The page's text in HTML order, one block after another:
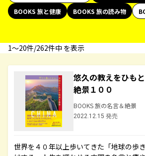
BOOKS 旅と健康
BOOKS 旅の読み物
1〜20件/262件中 を表示
悠久の教えをひも
絶景１００
BOOKS 旅の名言＆絶景
2022.12.15 発売
世界を４０年以上歩いてきた「地球の歩